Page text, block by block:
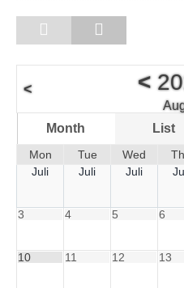
< <
Month List
Mon Tue Wed
Juli
Juli Juli
3 4 5 6
10 11 12 13